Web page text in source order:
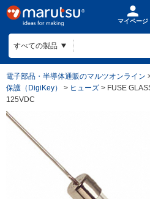
マイページ
電子部品・半導体通販のマルツオンライン
保護（DigiKey）
> ヒューズ > FUSE
125VDC